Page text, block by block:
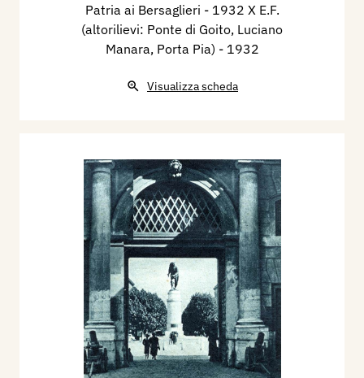
Patria ai Bersaglieri - 1932 X E.F.
(altorilievi: Ponte di Goito, Luciano
Manara, Porta Pia) - 1932
Visualizza scheda